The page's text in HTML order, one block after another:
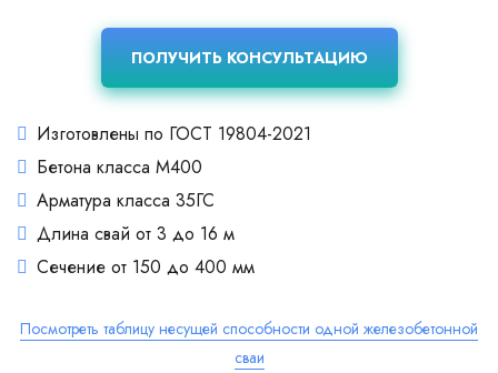
ПОЛУЧИТЬ КОНСУЛЬТАЦИЮ
Изготовлены по ГОСТ 19804-2021
Бетона класса М400
Арматура класса 35ГС
Длина свай от 3 до 16 м
Сечение от 150 до 400 мм
Посмотреть таблицу несущей способности одной железобетонной
сваи